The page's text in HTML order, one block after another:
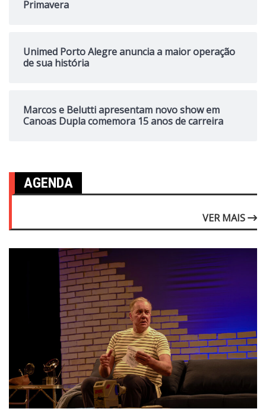
Primavera
Unimed Porto Alegre anuncia a maior operação
de sua história
Marcos e Belutti apresentam novo show em
Canoas Dupla comemora 15 anos de carreira
AGENDA
VER MAIS